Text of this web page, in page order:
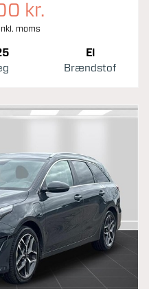
kr.
moms
El
Brændstof